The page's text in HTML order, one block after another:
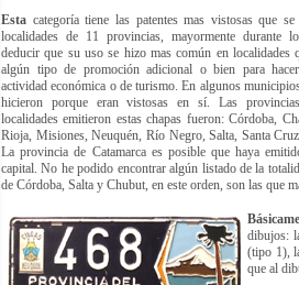
Esta categoría tiene las patentes mas vistosas que
localidades de 11 provincias, mayormente durante
deducir que su uso se hizo mas común en localidades
algún tipo de promoción adicional o bien para
actividad económica o de turismo. En algunos
hicieron porque eran vistosas en sí. Las
localidades emitieron estas chapas fueron: Córdoba,
Rioja, Misiones, Neuquén, Río Negro, Salta, Santa
La provincia de Catamarca es posible que haya
capital. No he podido encontrar algún listado de la
de Córdoba, Salta y Chubut, en este orden, son las que
dibujos:
(tipo 1),
que al